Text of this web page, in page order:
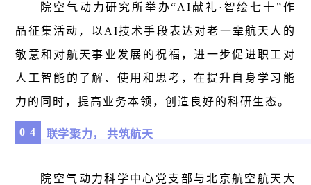
院空气动力研究所举办“AI献礼·智绘七十”作
品征集活动，以AI技术手段表达对老一辈航天人的
敬意和对航天事业发展的祝福，进一步促进职工对
人工智能的了解、使用和思考，在提升自身学习能
力的同时，提高业务本领，创造良好的科研生态。
0 4 联学聚力， 共筑航天
院空气动力科学中心党支部与北京航空航天大